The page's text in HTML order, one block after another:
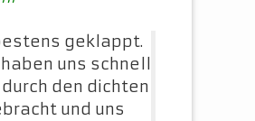
geklappt.
uns schnell
den dichten
und uns